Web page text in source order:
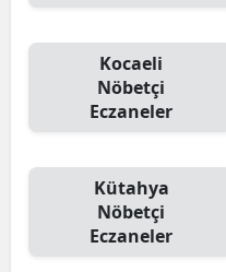
Kocaeli
Nöbetçi
Eczaneler
Kütahya
Nöbetçi
Eczaneler